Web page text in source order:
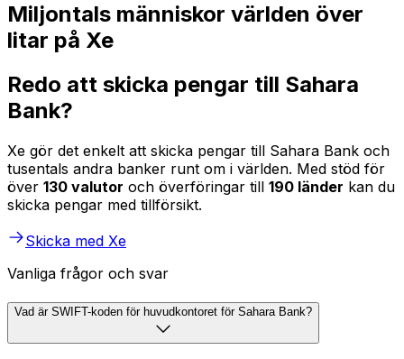
Miljontals människor världen över
litar på Xe
Redo att skicka pengar till Sahara
Bank?
Xe gör det enkelt att skicka pengar till Sahara Bank och
tusentals andra banker runt om i världen. Med stöd för
över 130 valutor och överföringar till 190 länder kan du
skicka pengar med tillförsikt.
Skicka med Xe
Vanliga frågor och svar
Vad är SWIFT-koden för huvudkontoret för Sahara Bank?